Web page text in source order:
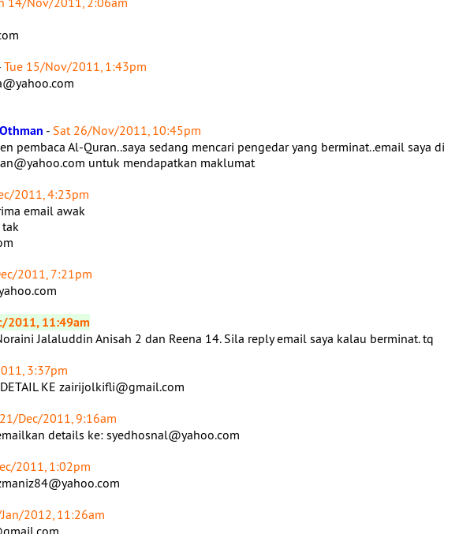
Tue 15/Nov/2011, 1:43pm
- Sat 26/Nov/2011, 10:45pm
pembaca Al-Quran..saya sedang mencari pengedar yang berminat..email saya di
untuk mendapatkan maklumat
2011, 4:23pm
email awak
2011, 7:21pm
2011, 11:49am
Jalaluddin Anisah 2 dan Reena 14. Sila reply email saya kalau berminat. tq
3:37pm
DETAIL KE zairijolkifli@gmail.com
Dec/2011, 9:16am
details ke: syedhosnal@yahoo.com
2011, 1:02pm
2012, 11:26am